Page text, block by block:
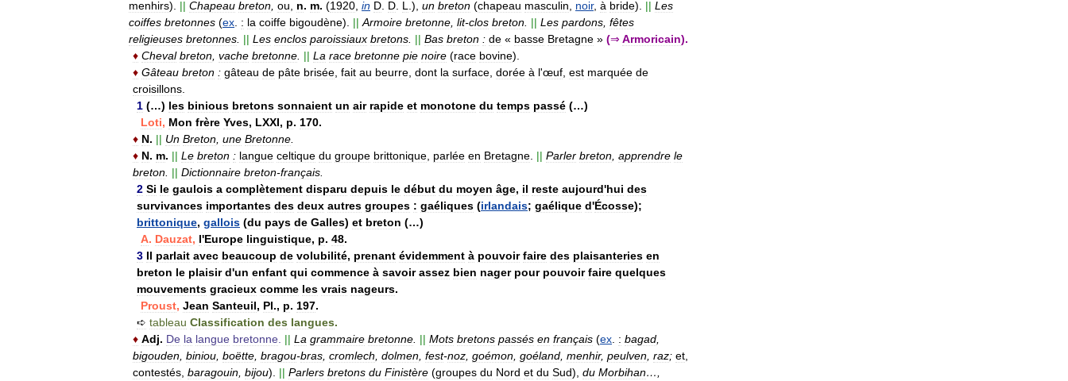
menhirs). || Chapeau breton ou n. m. (1920 in D D L .), un breton (chapeau masculin noir, à bride). || Les
coiffes bretonnes (ex : la coiffe bigoudène). || Armoire bretonne lit-clos breton || Les pardons fêtes
religieuses bretonnes || Les enclos paroissiaux bretons || Bas breton : de « basse Bretagne » (⇒ Armoricain).
♦ Cheval breton vache bretonne || La race bretonne pie noire (race bovine).
♦ Gâteau breton : gâteau de pâte brisée fait au beurre dont la surface dorée à l'œuf est marquée de
croisillons
1 (…) les binious bretons sonnaient un air rapide et monotone du temps passé (…)
Loti, Mon frère Yves, LXXI, p. 170.
♦ N. || Un Breton une Bretonne
♦ N. m. || Le breton : langue celtique du groupe brittonique parlée en Bretagne || Parler breton apprendre le
breton || Dictionnaire breton-français
2 Si le gaulois a complètement disparu depuis le début du moyen âge, il reste aujourd'hui des
survivances importantes des deux autres groupes : gaéliques (irlandais; gaélique d'Écosse);
brittonique, gallois (du pays de Galles) et breton (…)
A. Dauzat, l'Europe linguistique, p. 48.
3 Il parlait avec beaucoup de volubilité, prenant évidemment à pouvoir faire des plaisanteries en
breton le plaisir d'un enfant qui commence à savoir assez bien nager pour pouvoir faire quelques
mouvements gracieux comme les vrais nageurs.
Proust, Jean Santeuil, Pl., p. 197.
➪ tableau Classification des langues.
♦ Adj. De la langue bretonne || La grammaire bretonne || Mots bretons passés en français (ex : bagad
bigouden biniou boëtte bragou-bras cromlech dolmen fest-noz goémon goéland menhir, peulven raz; et
contestés baragouin bijou). || Parlers bretons du Finistère (groupes du Nord et du Sud), du Morbihan…,